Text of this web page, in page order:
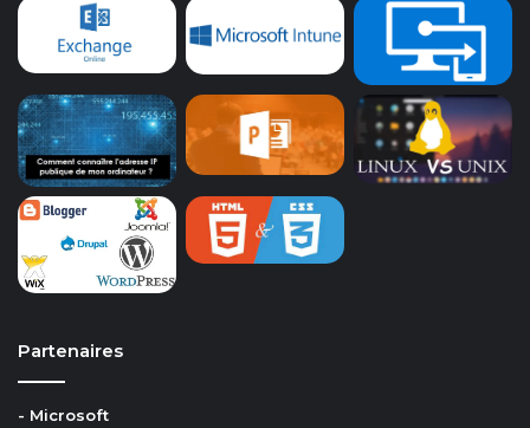
Partenaires
- Microsoft